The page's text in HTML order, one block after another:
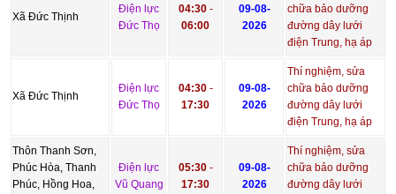
Xã Đức Thịnh
Điện lực
Đức Thọ
04:30-
06:00
09-08-
2026
chữa bảo dưỡng
đường dây lưới
điện Trung, hạ áp
Xã Đức Thịnh
Điện lực
Đức Thọ
04:30-
17:30
09-08-
2026
Thí nghiệm, sửa
chữa bảo dưỡng
đường dây lưới
điện Trung, hạ áp
Thôn Thanh Sơn,
Phúc Hòa, Thanh
Phúc, Hồng Hoa,
Điện lực
Vũ Quang
05:30-
17:30
09-08-
2026
Thí nghiệm, sửa
chữa bảo dưỡng
đường dây lưới